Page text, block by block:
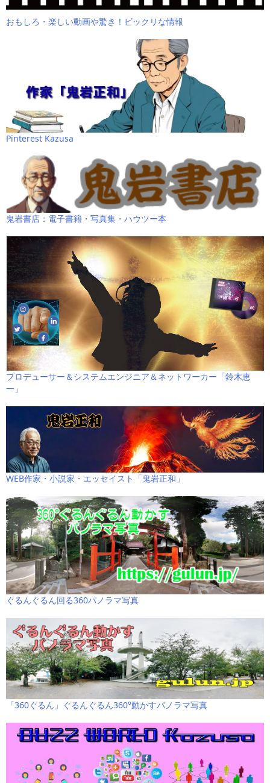
おもしろ・楽しい動画や驚き！ビックリな情報
Pinterest Kazusa
鬼岩書店：電子書籍・写真集・ハウツー本
プロデューサー＆システムエンジニア＆ネットワーカー「鈴木恵
一」
WEB作家・小説家・エッセイスト「鬼岩正和」
ぐるんぐるん回る360パノラマ写真
「360ぐるん」ぐるんぐるん360°動かすパノラマ写真